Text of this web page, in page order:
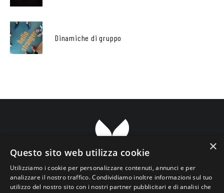
Dinamiche di gruppo
×
Questo sito web utilizza cookie
Utilizziamo i cookie per personalizzare contenuti, annunci e per
analizzare il nostro traffico. Condividiamo inoltre informazioni sul tuo
utilizzo del nostro sito con i nostri partner pubblicitari e di analisi che